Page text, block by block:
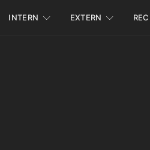
INTERN EXTERN